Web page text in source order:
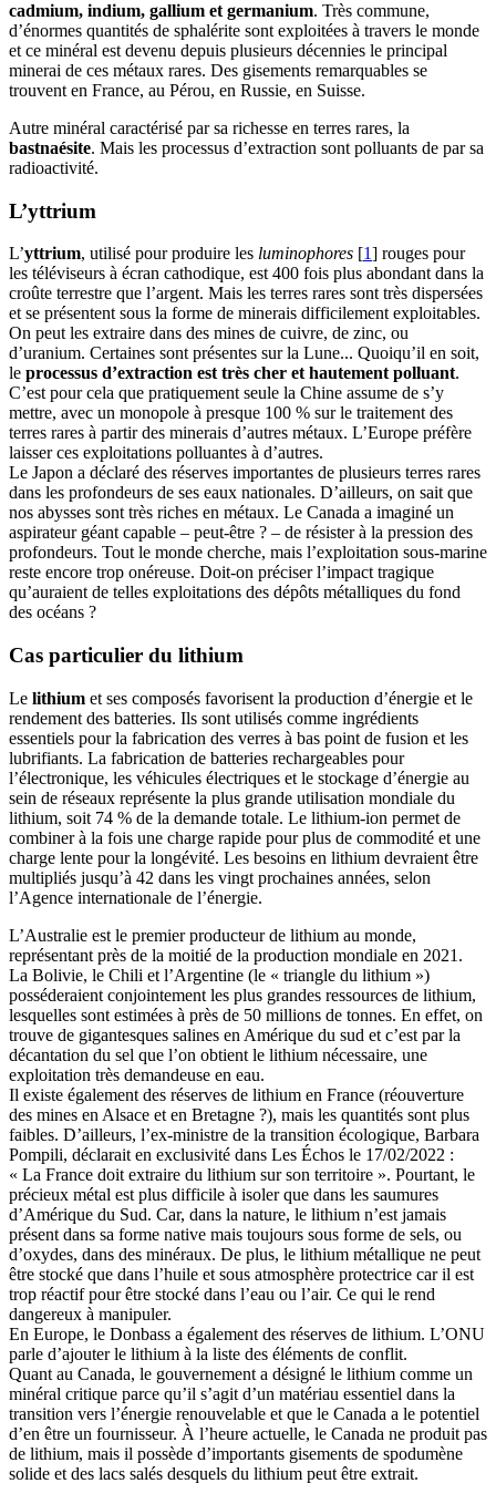
cadmium, indium, gallium et germanium. Très commune,
d’énormes quantités de sphalérite sont exploitées à travers le monde
et ce minéral est devenu depuis plusieurs décennies le principal
minerai de ces métaux rares. Des gisements remarquables se
trouvent en France, au Pérou, en Russie, en Suisse.
Autre minéral caractérisé par sa richesse en terres rares, la
bastnaésite. Mais les processus d’extraction sont polluants de par sa
radioactivité.
L’yttrium
L’yttrium, utilisé pour produire les luminophores [1] rouges pour
les téléviseurs à écran cathodique, est 400 fois plus abondant dans la
croûte terrestre que l’argent. Mais les terres rares sont très dispersées
et se présentent sous la forme de minerais difficilement exploitables.
On peut les extraire dans des mines de cuivre, de zinc, ou
d’uranium. Certaines sont présentes sur la Lune... Quoiqu’il en soit,
le processus d’extraction est très cher et hautement polluant.
C’est pour cela que pratiquement seule la Chine assume de s’y
mettre, avec un monopole à presque 100 % sur le traitement des
terres rares à partir des minerais d’autres métaux. L’Europe préfère
laisser ces exploitations polluantes à d’autres.
Le Japon a déclaré des réserves importantes de plusieurs terres rares
dans les profondeurs de ses eaux nationales. D’ailleurs, on sait que
nos abysses sont très riches en métaux. Le Canada a imaginé un
aspirateur géant capable – peut-être ? – de résister à la pression des
profondeurs. Tout le monde cherche, mais l’exploitation sous-marine
reste encore trop onéreuse. Doit-on préciser l’impact tragique
qu’auraient de telles exploitations des dépôts métalliques du fond
des océans ?
Cas particulier du lithium
Le lithium et ses composés favorisent la production d’énergie et le
rendement des batteries. Ils sont utilisés comme ingrédients
essentiels pour la fabrication des verres à bas point de fusion et les
lubrifiants. La fabrication de batteries rechargeables pour
l’électronique, les véhicules électriques et le stockage d’énergie au
sein de réseaux représente la plus grande utilisation mondiale du
lithium, soit 74 % de la demande totale. Le lithium-ion permet de
combiner à la fois une charge rapide pour plus de commodité et une
charge lente pour la longévité. Les besoins en lithium devraient être
multipliés jusqu’à 42 dans les vingt prochaines années, selon
l’Agence internationale de l’énergie.
L’Australie est le premier producteur de lithium au monde,
représentant près de la moitié de la production mondiale en 2021.
La Bolivie, le Chili et l’Argentine (le « triangle du lithium »)
posséderaient conjointement les plus grandes ressources de lithium,
lesquelles sont estimées à près de 50 millions de tonnes. En effet, on
trouve de gigantesques salines en Amérique du sud et c’est par la
décantation du sel que l’on obtient le lithium nécessaire, une
exploitation très demandeuse en eau.
Il existe également des réserves de lithium en France (réouverture
des mines en Alsace et en Bretagne ?), mais les quantités sont plus
faibles. D’ailleurs, l’ex-ministre de la transition écologique, Barbara
Pompili, déclarait en exclusivité dans Les Échos le 17/02/2022 :
« La France doit extraire du lithium sur son territoire ». Pourtant, le
précieux métal est plus difficile à isoler que dans les saumures
d’Amérique du Sud. Car, dans la nature, le lithium n’est jamais
présent dans sa forme native mais toujours sous forme de sels, ou
d’oxydes, dans des minéraux. De plus, le lithium métallique ne peut
être stocké que dans l’huile et sous atmosphère protectrice car il est
trop réactif pour être stocké dans l’eau ou l’air. Ce qui le rend
dangereux à manipuler.
En Europe, le Donbass a également des réserves de lithium. L’ONU
parle d’ajouter le lithium à la liste des éléments de conflit.
Quant au Canada, le gouvernement a désigné le lithium comme un
minéral critique parce qu’il s’agit d’un matériau essentiel dans la
transition vers l’énergie renouvelable et que le Canada a le potentiel
d’en être un fournisseur. À l’heure actuelle, le Canada ne produit pas
de lithium, mais il possède d’importants gisements de spodumène
solide et des lacs salés desquels du lithium peut être extrait.